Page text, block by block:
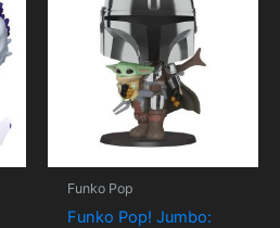
Funko Pop
Funko Pop! Jumbo: